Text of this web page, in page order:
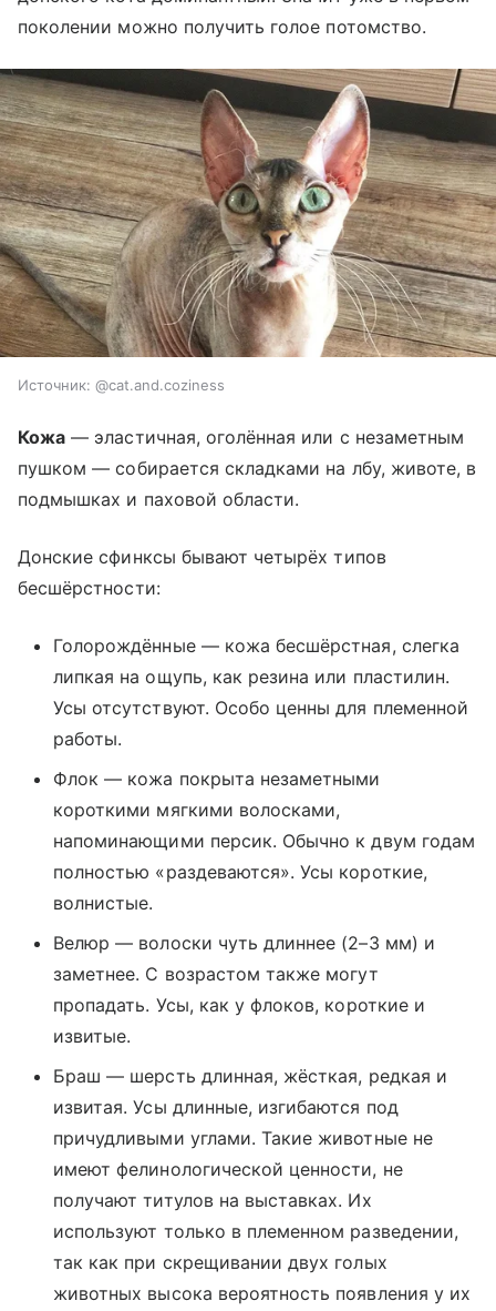
поколении можно получить голое потомство.
Источник: @cat.and.coziness
Кожа — эластичная, оголённая или с незаметным
пушком — собирается складками на лбу, животе, в
подмышках и паховой области.
Донские сфинксы бывают четырёх типов
бесшёрстности:
Голорождённые — кожа бесшёрстная, слегка
липкая на ощупь, как резина или пластилин.
Усы отсутствуют. Особо ценны для племенной
работы.
Флок — кожа покрыта незаметными
короткими мягкими волосками,
напоминающими персик. Обычно к двум годам
полностью «раздеваются». Усы короткие,
волнистые.
Велюр — волоски чуть длиннее (2–3 мм) и
заметнее. С возрастом также могут
пропадать. Усы, как у флоков, короткие и
извитые.
Браш — шерсть длинная, жёсткая, редкая и
извитая. Усы длинные, изгибаются под
причудливыми углами. Такие животные не
имеют фелинологической ценности, не
получают титулов на выставках. Их
используют только в племенном разведении,
так как при скрещивании двух голых
животных высока вероятность появления у их